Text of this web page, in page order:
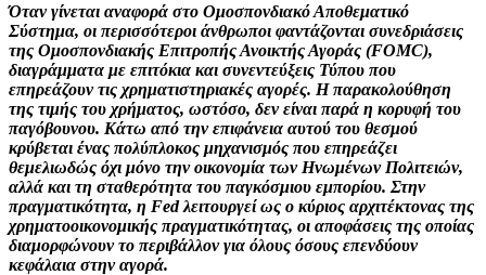
Όταν γίνεται αναφορά στο Ομοσπονδιακό Αποθεματικό
Σύστημα, οι περισσότεροι άνθρωποι φαντάζονται συνεδριάσεις
της Ομοσπονδιακής Επιτροπής Ανοικτής Αγοράς (FOMC),
διαγράμματα με επιτόκια και συνεντεύξεις Τύπου που
επηρεάζουν τις χρηματιστηριακές αγορές. Η παρακολούθηση
της τιμής του χρήματος, ωστόσο, δεν είναι παρά η κορυφή του
παγόβουνου. Κάτω από την επιφάνεια αυτού του θεσμού
κρύβεται ένας πολύπλοκος μηχανισμός που επηρεάζει
θεμελιωδώς όχι μόνο την οικονομία των Ηνωμένων Πολιτειών,
αλλά και τη σταθερότητα του παγκόσμιου εμπορίου. Στην
πραγματικότητα, η Fed λειτουργεί ως ο κύριος αρχιτέκτονας της
χρηματοοικονομικής πραγματικότητας, οι αποφάσεις της οποίας
διαμορφώνουν το περιβάλλον για όλους όσους επενδύουν
κεφάλαια στην αγορά.